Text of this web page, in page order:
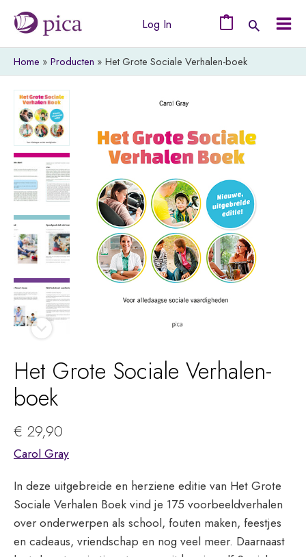
naar
de
inhoud
Log In
Home Producten Het Grote Sociale Verhalen-boek
Het Grote Sociale Verhalen-
boek
€ 29,90
Carol Gray
In deze uitgebreide en herziene editie van Het Grote
Sociale Verhalen Boek vind je 175 voorbeeldverhalen
over onderwerpen als school, fouten maken, feestjes
en cadeaus, vriendschap en nog veel meer. Daarnaast